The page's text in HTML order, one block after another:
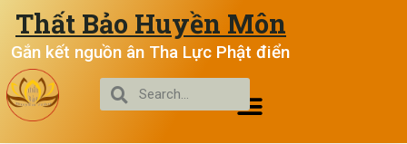
Thất Bảo Huyền Môn
Gắn kết nguồn ân Tha Lực Phật điển